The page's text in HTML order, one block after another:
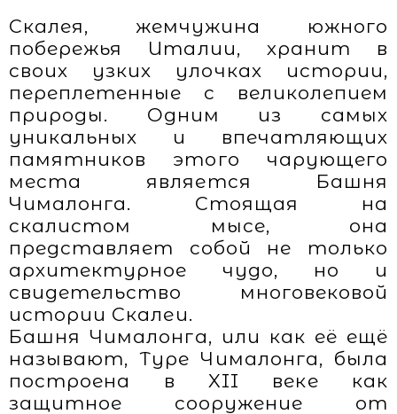
Скалея, жемчужина южного
побережья Италии, хранит в
своих узких улочках истории,
переплетенные с великолепием
природы. Одним из самых
уникальных и впечатляющих
памятников этого чарующего
места является Башня
Чималонга. Стоящая на
скалистом мысе, она
представляет собой не только
архитектурное чудо, но и
свидетельство многовековой
истории Скалеи.
Башня Чималонга, или как её ещё
называют, Туре Чималонга, была
построена в XII веке как
защитное сооружение от